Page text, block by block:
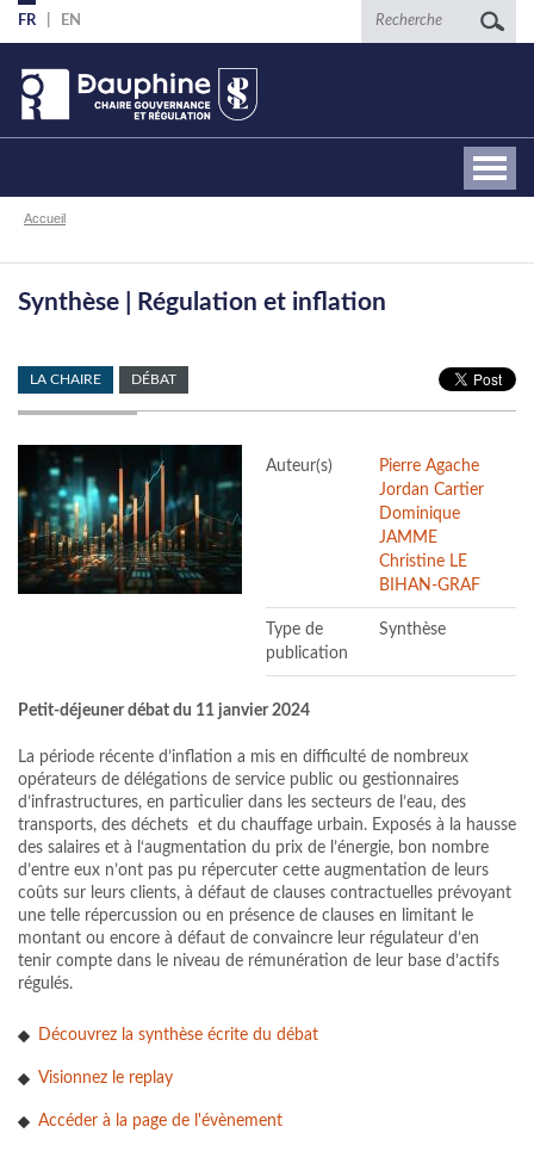
Aller
au
contenu
principal
FR EN Recherche
Fil
Accueil
Synthèse | Régulation et inflation
LA CHAIRE DÉBAT
Auteur(s)
Pierre Agache
Jordan Cartier
Dominique
JAMME
Christine LE
BIHAN-GRAF
Type de
publication
Synthèse
Petit-déjeuner débat du 11 janvier 2024
La période récente d’inflation a mis en difficulté de nombreux
opérateurs de délégations de service public ou gestionnaires
d’infrastructures, en particulier dans les secteurs de l’eau, des
transports, des déchets et du chauffage urbain. Exposés à la hausse
des salaires et à l‘augmentation du prix de l’énergie, bon nombre
d’entre eux n’ont pas pu répercuter cette augmentation de leurs
coûts sur leurs clients, à défaut de clauses contractuelles prévoyant
une telle répercussion ou en présence de clauses en limitant le
montant ou encore à défaut de convaincre leur régulateur d’en
tenir compte dans le niveau de rémunération de leur base d’actifs
régulés.
Découvrez la synthèse écrite du débat
Visionnez le replay
Accéder à la page de l'évènement